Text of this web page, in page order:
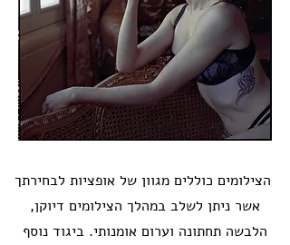
הצילומים כוללים מגוון של אופציות לבחירתך
אשר ניתן לשלב במהלך הצילומים דיוקן,
הלבשה תחתונה וערום אומנותי. ביגוד נוסף